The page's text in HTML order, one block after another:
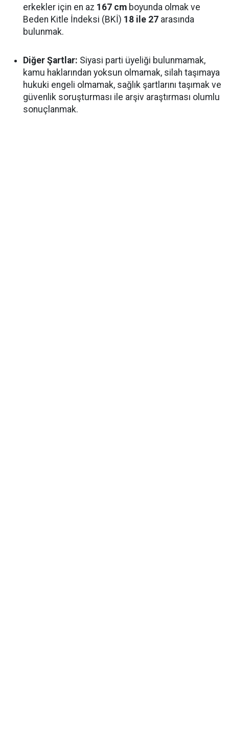
erkekler için en az 167 cm boyunda olmak ve
Beden Kitle İndeksi (BKİ) 18 ile 27 arasında
bulunmak.
Diğer Şartlar: Siyasi parti üyeliği bulunmamak,
kamu haklarından yoksun olmamak, silah taşımaya
hukuki engeli olmamak, sağlık şartlarını taşımak ve
güvenlik soruşturması ile arşiv araştırması olumlu
sonuçlanmak.